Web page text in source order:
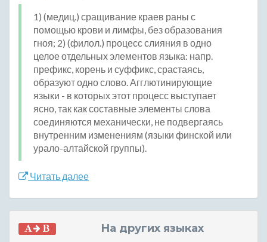
1) (медиц.) сращивание краев раны с
помощью крови и лимфы, без образования
гноя; 2) (филол.) процесс слияния в одно
целое отдельных элементов языка: напр.
префикс, корень и суффикс, срастаясь,
образуют одно слово. Агглютинирующие
языки - в которых этот процесс выступает
ясно, так как составные элементы слова
соединяются механически, не подвергаясь
внутренним изменениям (языки финской или
урало-алтайской группы).
Читать далее
На других языках